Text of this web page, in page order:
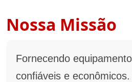
Nossa Missão
Fornecendo
confiáveis e